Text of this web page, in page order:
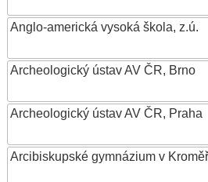
Anglo-americká vysoká škola, z.ú.
Archeologický ústav AV ČR, Brno
Archeologický ústav AV ČR, Praha
Arcibiskupské gymnázium v